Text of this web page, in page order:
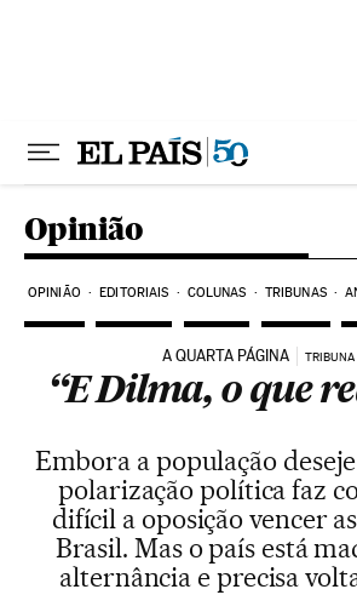
Opinião
OPINIÃO EDITORIAIS COLUNAS TRIBUNAS
A QUARTA PÁGINA TRIBUNA
“E Dilma, o que
Embora a população
polarização política faz
difícil a oposição vencer
Brasil. Mas o país está
alternância e precisa